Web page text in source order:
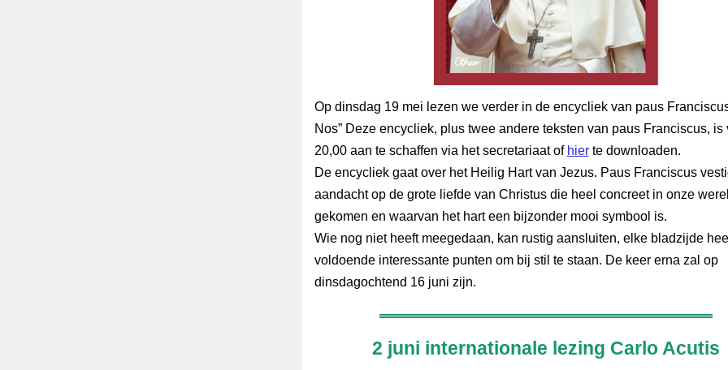
Op dinsdag 19 mei lezen we verder in de encycliek van paus
Nos” Deze encycliek, plus twee andere teksten van paus Franciscus, is
20,00 aan te schaffen via het secretariaatof hierte downloaden.
De encycliek gaat over het Heilig Hart van Jezus. Paus Franciscus
aandacht op de grote liefde van Christus die heel concreet in onze
gekomen en waarvan het hart een bijzonder mooi symbool is.
Wie nog niet heeft meegedaan, kan rustig aansluiten, elke bladzijde
voldoende interessante punten om bij stil te staan. De keer erna zal op
dinsdagochtend 16 juni zijn.
2 juni internationale lezing Carlo Acutis